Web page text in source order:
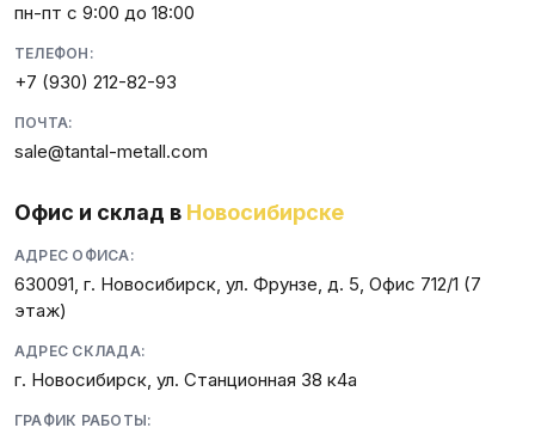
пн-пт с 9:00 до 18:00
ТЕЛЕФОН:
+7 (930) 212-82-93
ПОЧТА:
sale@tantal-metall.com
Офис и склад в Новосибирске
АДРЕС ОФИСА:
630091, г. Новосибирск, ул. Фрунзе, д. 5, Офис 712/1 (7
этаж)
АДРЕС СКЛАДА:
г. Новосибирск, ул. Станционная 38 к4а
ГРАФИК РАБОТЫ: